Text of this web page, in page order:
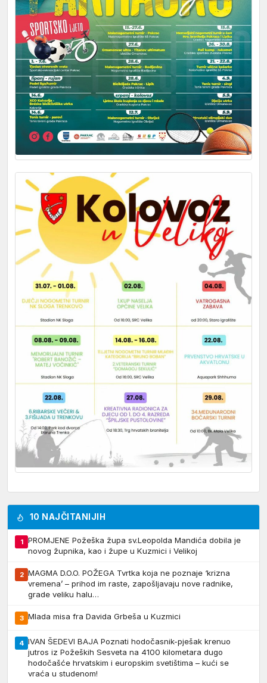
10 NAJČITANIJIH
1
PROMJENE Požeška župa sv.Leopolda Mandića dobila je
novog župnika, kao i župe u Kuzmici i Velikoj
2 MAGMA D.O.O. POŽEGA Tvrtka koja ne poznaje ‘krizna
vremena’ – prihod im raste, zapošljavaju nove radnike,
grade veliku halu…
3 Mlada misa fra Davida Grbeša u Kuzmici
4 IVAN ŠEDEVI BAJA Poznati hodočasnik-pješak krenuo
jutros iz Požeških Sesveta na 4100 kilometara dugo
hodočašće hrvatskim i europskim svetištima – kući se
vraća u studenom!